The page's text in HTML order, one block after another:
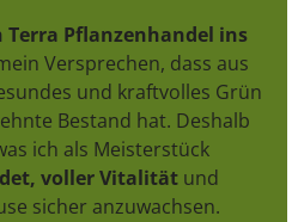
Terra Pflanzenhandel ins
Versprechen, dass aus
und kraftvolles Grün
Bestand hat. Deshalb
ich als Meisterstück
voller Vitalitätund
sicher anzuwachsen.